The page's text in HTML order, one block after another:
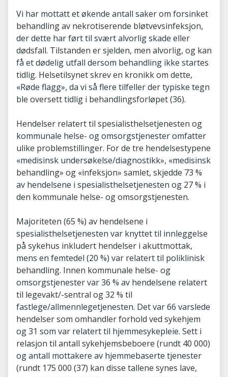
Vi har mottatt et økende antall saker om forsinket
behandling av nekrotiserende bløtvevsinfeksjon,
der dette har ført til svært alvorlig skade eller
dødsfall. Tilstanden er sjelden, men alvorlig, og kan
få et dødelig utfall dersom behandling ikke startes
tidlig. Helsetilsynet skrev en kronikk om dette,
«Røde flagg», da vi så flere tilfeller der typiske tegn
ble oversett tidlig i behandlingsforløpet (36).
Hendelser relatert til spesialisthelsetjenesten og
kommunale helse- og omsorgstjenester omfatter
ulike problemstillinger. For de tre hendelsestypene
«medisinsk undersøkelse/diagnostikk», «medisinsk
behandling» og «infeksjon» samlet, skjedde 73 %
av hendelsene i spesialisthelsetjenesten og 27 % i
den kommunale helse- og omsorgstjenesten.
Majoriteten (65 %) av hendelsene i
spesialisthelsetjenesten var knyttet til innleggelse
på sykehus inkludert hendelser i akuttmottak,
mens en femtedel (20 %) var relatert til poliklinisk
behandling. Innen kommunale helse- og
omsorgstjenester var 36 % av hendelsene relatert
til legevakt/-sentral og 32 % til
fastlege/allmennlegetjenesten. Det var 66 varslede
hendelser som omhandler forhold ved sykehjem
og 31 som var relatert til hjemmesykepleie. Sett i
relasjon til antall sykehjemsbeboere (rundt 40 000)
og antall mottakere av hjemmebaserte tjenester
(rundt 175 000 (37) kan disse tallene synes lave,